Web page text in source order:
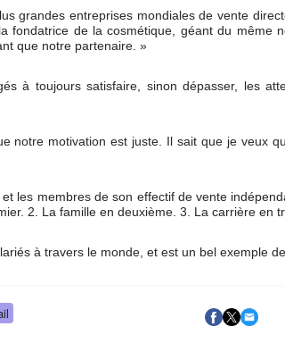
grandes entreprises mondiales de vente
fondatrice de la cosmétique, géant du même
que notre partenaire. »
à toujours satisfaire, sinon dépasser, les
notre motivation est juste. Il sait que je veux
les membres de son effectif de vente
2. La famille en deuxième. 3. La carrière en
à travers le monde, et est un bel exemple